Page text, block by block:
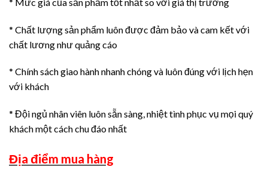
* Chất lượng sản phẩm luôn được đảm bảo và cam kết với
chất lương như quảng cáo
* Chính sách giao hành nhanh chóng và luôn đúng với lịch hẹn
với khách
* Đội ngủ nhân viên luôn sẵn sàng, nhiệt tình phục vụ mọi quý
khách một cách chu đáo nhất
Địa điểm mua hàng